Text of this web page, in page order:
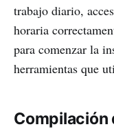
trabajo diario,
horaria
para comenzar la
herramientas que
Compilación